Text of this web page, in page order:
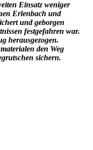
Einsatz weniger
Erlenbach und
und geborgen
festgefahren war.
herausgezogen.
den Weg
sichern.